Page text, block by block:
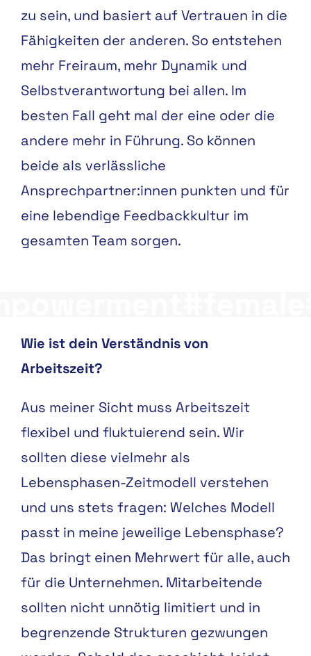
zu sein, und basiert auf Vertrauen in die
Fähigkeiten der anderen. So entstehen
mehr Freiraum, mehr Dynamik und
Selbstverantwortung bei allen. Im
besten Fall geht mal der eine oder die
andere mehr in Führung. So können
beide als verlässliche
Ansprechpartner:innen punkten und für
eine lebendige Feedbackkultur im
gesamten Team sorgen.
Wie ist dein Verständnis von
Arbeitszeit?
Aus meiner Sicht muss Arbeitszeit
flexibel und fluktuierend sein. Wir
sollten diese vielmehr als
Lebensphasen-Zeitmodell verstehen
und uns stets fragen: Welches Modell
passt in meine jeweilige Lebensphase?
Das bringt einen Mehrwert für alle, auch
für die Unternehmen. Mitarbeitende
sollten nicht unnötig limitiert und in
begrenzende Strukturen gezwungen